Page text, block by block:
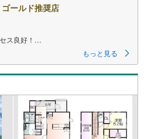
ゴールド推奨店
ス良好！
で展開中！こちらでは当社の強みを大
問わず不動産を取り扱っております。
境や行政などの地域情報を総合し、お
るよう、しっかりとサポートさせて頂
もっと見る